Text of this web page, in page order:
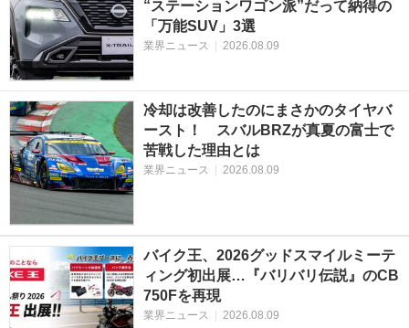
“ステーションワゴン派”だって納得の
「万能SUV」3選
業界ニュース | 2026.08.09
冷却は改善したのにまさかのタイヤバ
ースト！ スバルBRZが真夏の富士で
苦戦した理由とは
業界ニュース | 2026.08.09
バイク王、2026グッドスマイルミーテ
ィング初出展…『バリバリ伝説』のCB
750Fを再現
業界ニュース | 2026.08.09